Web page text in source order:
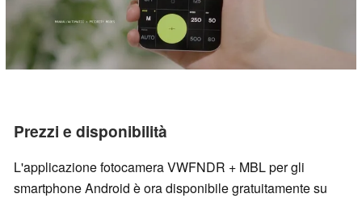
Prezzi e disponibilità
L'applicazione fotocamera VWFNDR + MBL per gli
smartphone Android è ora disponibile gratuitamente su